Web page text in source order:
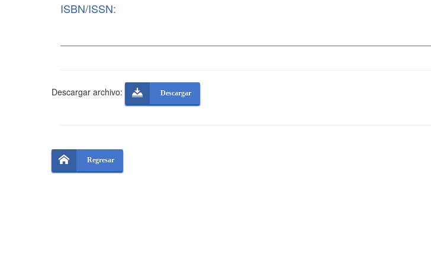
ISBN/ISSN:
Descargar archivo: Descargar
Regresar